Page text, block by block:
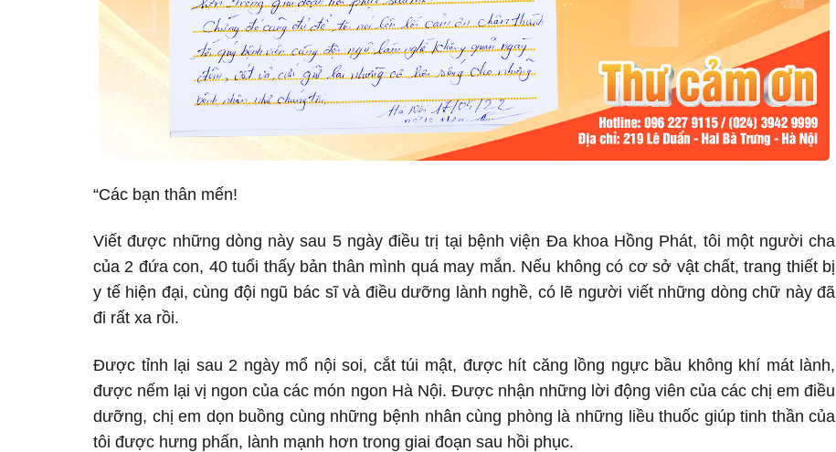
“Các bạn thân mến!
Viết được những dòng này sau 5 ngày điều trị tại bệnh viện Đa khoa Hồng Phát, tôi một người cha
của 2 đứa con, 40 tuổi thấy bản thân mình quá may mắn. Nếu không có cơ sở vật chất, trang thiết bị
y tế hiện đại, cùng đội ngũ bác sĩ và điều dưỡng lành nghề, có lẽ người viết những dòng chữ này đã
đi rất xa rồi.
Được tỉnh lại sau 2 ngày mổ nội soi, cắt túi mật, được hít căng lồng ngực bầu không khí mát lành,
được nếm lại vị ngon của các món ngon Hà Nội. Được nhận những lời động viên của các chị em điều
dưỡng, chị em dọn buồng cùng những bệnh nhân cùng phòng là những liều thuốc giúp tinh thần của
tôi được hưng phấn, lành mạnh hơn trong giai đoạn sau hồi phục.